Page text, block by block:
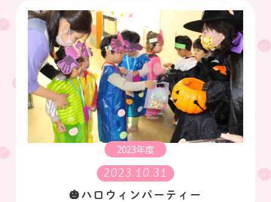
2023年度
2023.10.31
🎃ハロウィンパーティー